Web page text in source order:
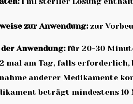
zur Anwendung: zur
Anwendung:für 20-30
mal am Tag, falls erforderlich,
anderer Medikamente
beträgt mindestens 10